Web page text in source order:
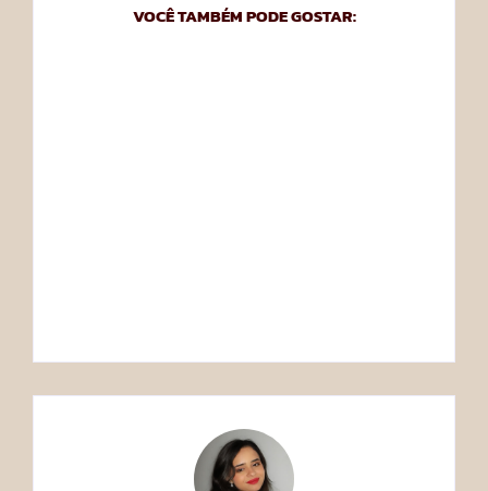
VOCÊ TAMBÉM PODE GOSTAR: